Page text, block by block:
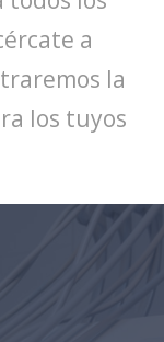
a
la
los tuyos